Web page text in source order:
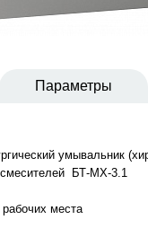
Параметры
умывальник
смесителей БТ-МХ-3.1
места